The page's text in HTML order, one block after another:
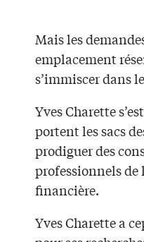
Mais les
emplacement
s’immiscer dans
Yves Charette
portent les sacs
prodiguer des
professionnels
financière.
Yves Charette a